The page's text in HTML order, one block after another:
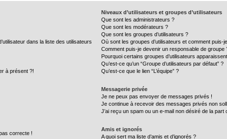
dans la liste des utilisateurs
à présent ?!
correcte !
Niveaux d’utilisateurs et groupes d’utilisateurs
Que sont les administrateurs ?
Que sont les modérateurs ?
Que sont les groupes d’utilisateurs ?
Où sont les groupes d’utilisateurs et comment puis-
Comment puis-je devenir un responsable de groupe
Pourquoi certains groupes d’utilisateurs
Qu’est-ce qu’un “Groupe d’utilisateurs par défaut” ?
Qu’est-ce que le lien “L’équipe” ?
Messagerie privée
Je ne peux pas envoyer de messages privés !
Je continue à recevoir des messages privés non
J’ai reçu un spam ou un e-mail non désiré de la part
Amis et ignorés
A quoi sert ma liste d’amis et d’ignorés ?